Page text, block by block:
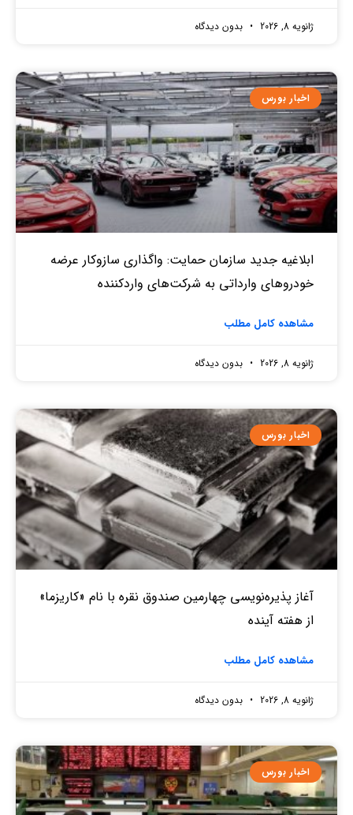
ژانویه 8, 2026 بدون دیدگاه
اخبار بورس
ابلاغیه جدید سازمان حمایت: واگذاری سازوکار عرضه
خودروهای وارداتی به شرکت‌های واردکننده
مشاهده کامل مطلب
ژانویه 8, 2026 بدون دیدگاه
اخبار بورس
آغاز پذیره‌نویسی چهارمین صندوق نقره‌ با نام «کاریزما»
از هفته آینده
مشاهده کامل مطلب
ژانویه 8, 2026 بدون دیدگاه
اخبار بورس